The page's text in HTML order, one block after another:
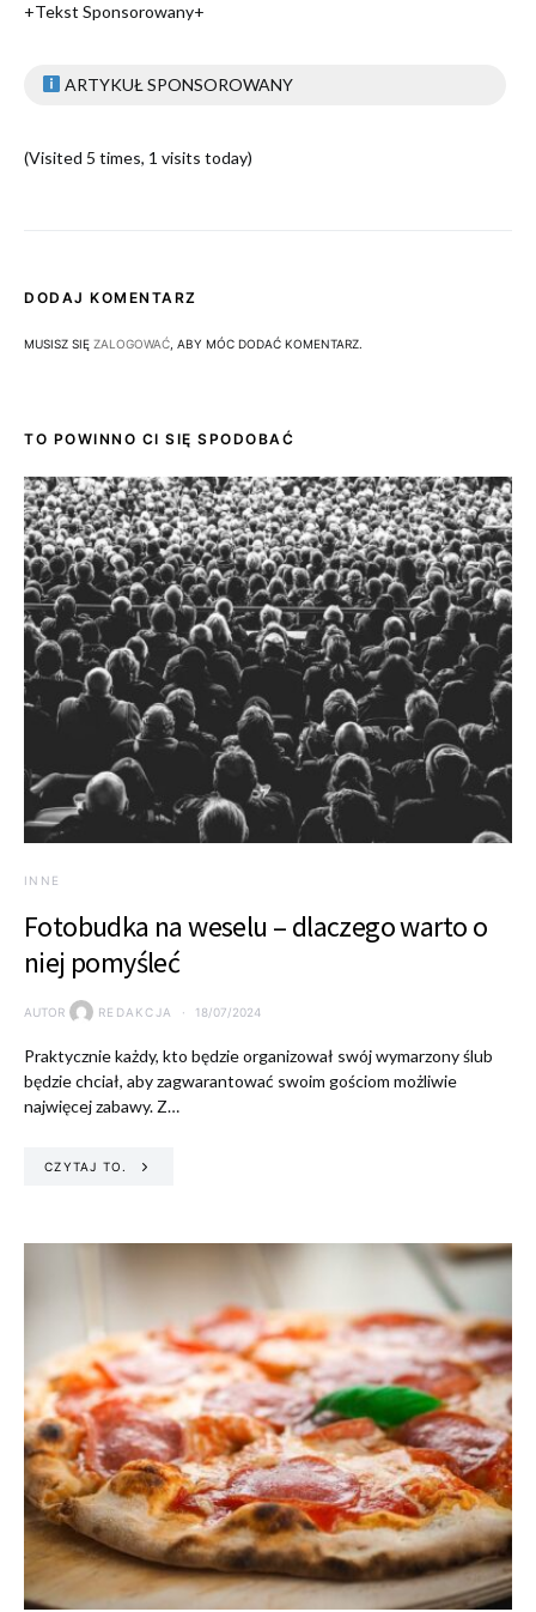
+Tekst Sponsorowany+
ARTYKUŁ SPONSOROWANY
(Visited 5 times, 1 visits today)
DODAJ KOMENTARZ
MUSISZ SIĘ ZALOGOWAĆ , ABY MÓC DODAĆ KOMENTARZ.
TO POWINNO CI SIĘ SPODOBAĆ
INNE
Fotobudka na weselu – dlaczego warto o
niej pomyśleć
AUTOR REDAKCJA 18/07/2024
Praktycznie każdy, kto będzie organizował swój wymarzony ślub
będzie chciał, aby zagwarantować swoim gościom możliwie
najwięcej zabawy. Z…
CZYTAJ TO.